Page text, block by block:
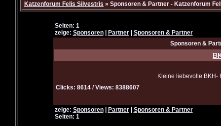
Katzenforum Felis Silvestris » Sponsoren & Partner - Katzenforum
Seiten: 1
zeige: Sponsoren| Partner| Sponsoren & Partner
Sponsoren &
Kleine liebevolle BKH-
Clicks: 8614 / Views: 8388607
zeige: Sponsoren| Partner| Sponsoren & Partner
Seiten: 1